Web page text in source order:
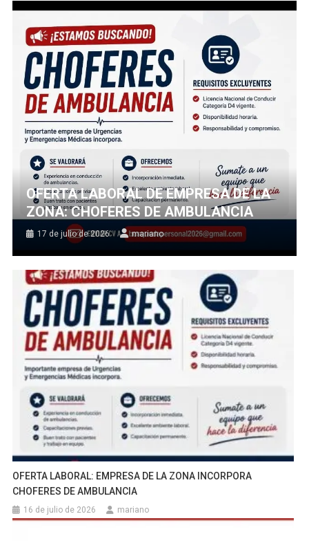
OFERTA LABORAL DE EMPRESA DE LA
ZONA: CHOFERES DE AMBULANCIA
17 de julio de 2026 mariano
OFERTA LABORAL: EMPRESA DE LA ZONA INCORPORA
CHOFERES DE AMBULANCIA
16 de julio de 2026 mariano